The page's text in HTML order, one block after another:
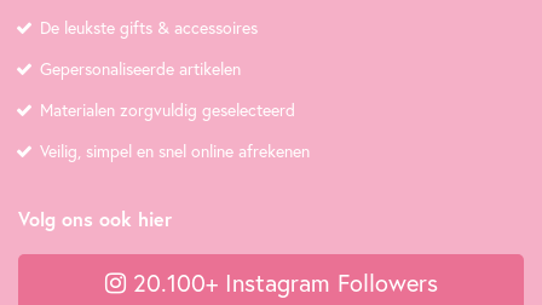
De leukste gifts & accessoires
Gepersonaliseerde artikelen
Materialen zorgvuldig geselecteerd
Veilig, simpel en snel online afrekenen
Volg ons ook hier
20.100+ Instagram Followers